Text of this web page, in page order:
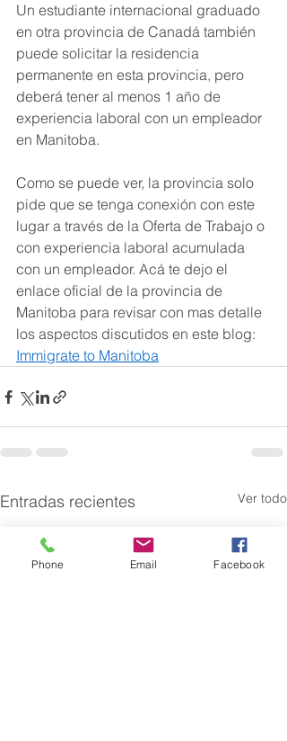
Un estudiante internacional graduado
en otra provincia de Canadá también
puede solicitar la residencia
permanente en esta provincia, pero
deberá tener al menos 1 año de
experiencia laboral con un empleador
en Manitoba.
Como se puede ver, la provincia solo
pide que se tenga conexión con este
lugar a través de la Oferta de Trabajo o
con experiencia laboral acumulada
con un empleador. Acá te dejo el
enlace oficial de la provincia de
Manitoba para revisar con mas detalle
los aspectos discutidos en este blog:
Immigrate to Manitoba
Entradas recientes Ver todo
Phone Email Facebook